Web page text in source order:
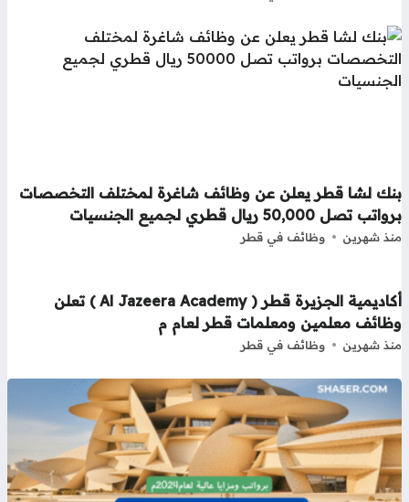
لشا قطر يعلن عن وظائف شاغرة لمختلف التخصصات
تصل 50,000 ريال قطري لجميع الجنسيات
شهرين وظائف في قطر
أكاديمية الجزيرة قطر ( Al Jazeera Academy ) تعلن
معلمين ومعلمات قطر لعام م
شهرين وظائف في قطر